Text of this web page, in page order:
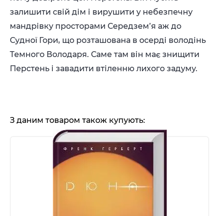
залишити свій дім і вирушити у небезпечну
мандрівку просторами Середзем’я аж до
Судної Гори, що розташована в осерді володінь
Темного Володаря. Саме там він має знищити
Перстень і завадити втіленню лихого задуму.
З даним товаром також купують: